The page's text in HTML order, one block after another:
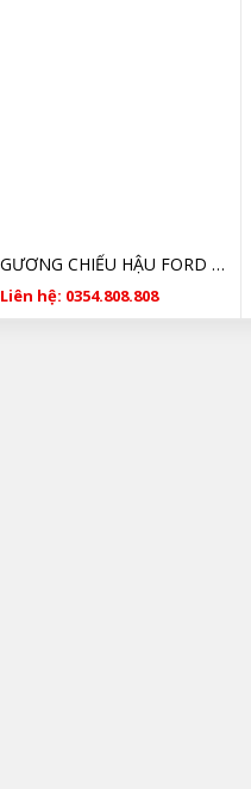
GƯƠNG CHIẾU HẬU FORD FIESTA 2013 GIÁ TỐT
Liên hệ: 0354.808.808